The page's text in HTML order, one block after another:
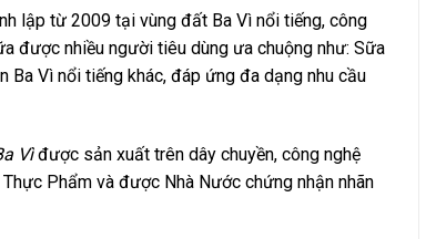
lập từ 2009 tại vùng đất Ba Vì nổi tiếng, công
được nhiều người tiêu dùng ưa chuộng như: Sữa
Ba Vì nổi tiếng khác, đáp ứng đa dạng nhu cầu
Vìđược sản xuất trên dây chuyền, công nghệ
Phẩm và được Nhà Nước chứng nhận nhãn